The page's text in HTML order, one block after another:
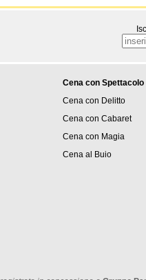
Cena con Spettacolo
Cena con Delitto
Cena con Cabaret
Cena con Magia
Cena al Buio